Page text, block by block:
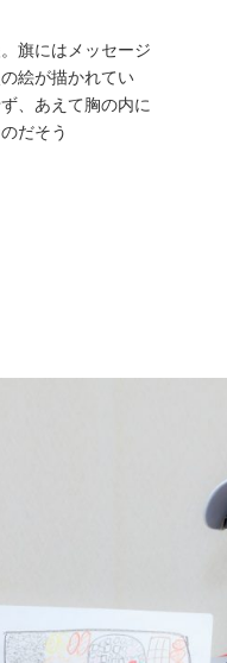
旗にはメッセージ
絵が描かれてい
、あえて胸の内に
だそう